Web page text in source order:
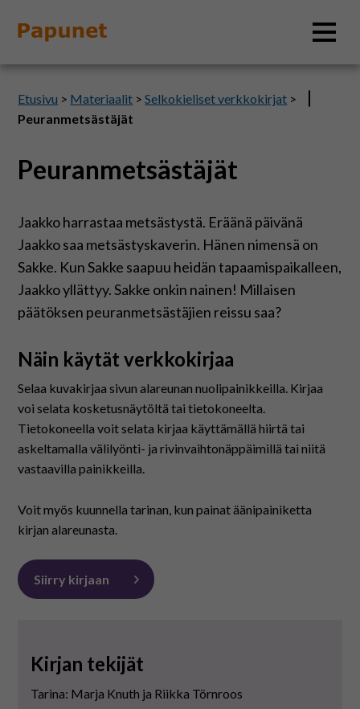
Tietoa
Materiaalit
Kuvatyökalut
Saavutettavuus
På svenska
In English
Etusivu > Materiaalit >Selkokieliset verkkokirjat >
Peuranmetsästäjät
Peuranmetsästäjät
Jaakko harrastaa metsästystä. Eräänä päivänä
Jaakko saa metsästyskaverin. Hänen nimensä on
Sakke. Kun Sakke saapuu heidän tapaamispaikalleen,
Jaakko yllättyy. Sakke onkin nainen! Millaisen
päätöksen peuranmetsästäjien reissu saa?
Näin käytät verkkokirjaa
Selaa kuvakirjaa sivun alareunan nuolipainikkeilla. Kirjaa
voi selata kosketusnäytöltä tai tietokoneelta.
Tietokoneella voit selata kirjaa käyttämällä hiirtä tai
askeltamalla välilyönti- ja rivinvaihtonäppäimillä tai niitä
vastaavilla painikkeilla.
Voit myös kuunnella tarinan, kun painat äänipainiketta
kirjan alareunasta.
Siirry kirjaan
Kirjan tekijät
Tarina: Marja Knuth ja Riikka Törnroos